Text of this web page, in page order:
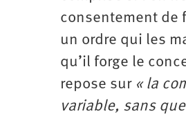
consentement de
un ordre qui les
qu’il forge le
repose sur « la
variable, sans